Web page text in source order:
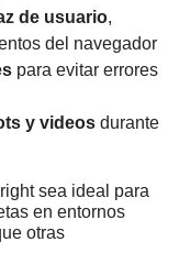
de usuario,
del navegador
para evitar errores
y videos durante
sea ideal para
en entornos
otras